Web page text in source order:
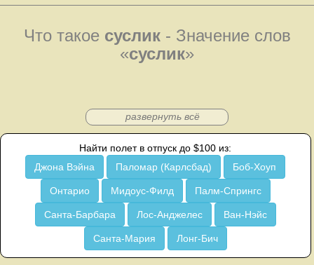
Что такое суслик- Значение слов
«суслик»
развернуть всё
Найти полет в отпуск до $100 из:
Джона Вэйна
Паломар (Карлсбад) Боб-Хоуп
Онтарио Мидоус-Филд Палм-Спрингс
Санта-Барбара Лос-Анджелес Ван-Нэйс
Санта-Мария Лонг-Бич